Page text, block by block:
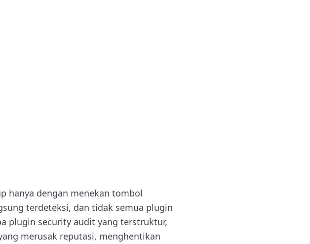
hanya dengan menekan tombol
terdeteksi, dan tidak semua plugin
plugin security audit yang terstruktur,
merusak reputasi, menghentikan